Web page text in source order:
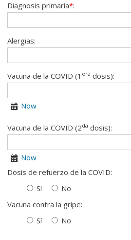
Diagnosis primaria*:
Alergias:
Vacuna de la COVID (1 era dosis):
Calendar
Now
Vacuna de la COVID (2da dosis):
Calendar
Now
Dosis de refuerzo de la COVID:
Sí
No
Vacuna contra la gripe:
Sí
No